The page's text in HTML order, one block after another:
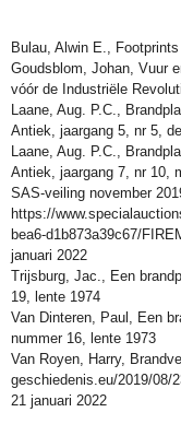
Bulau, Alwin E.,
Goudsblom, Johan, Vuur
vóór de Industriële
Laane, Aug. P.C.,
Antiek, jaargang 5, nr 5,
Laane, Aug. P.C.,
Antiek, jaargang 7, nr 10,
SAS-veiling november
https://
bea6-d1b873a39c67/
januari 2022
Trijsburg, Jac., Een
19, lente 1974
Van Dinteren, Paul, Een
nummer 16, lente 1973
Van Royen, Harry,
geschiedenis.eu/2019/08/
21 januari 2022